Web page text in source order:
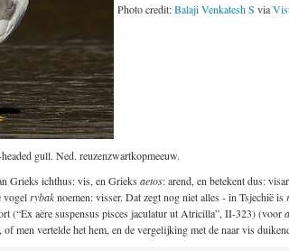
Photo credit:Balaji Venkatesh S via
gull. Ned. reuzenzwartkopmeeuw.
Grieks ichthus: vis, en Grieks aetos: arend, en betekent dus:
vogelrybaknoemen: visser. Dat zegt nog niet alles - in Tsjechië is
(“Ex aëre suspensus pisces jaculatur ut Atricilla”, II-323) (voor
of men vertelde het hem, en de vergelijking met de naar vis